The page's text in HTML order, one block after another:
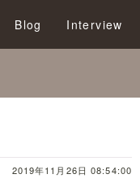
Blog Interview
2019年11月26日 08:54:00